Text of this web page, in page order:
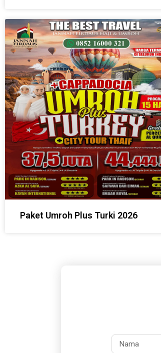
Paket Umroh Plus Turki 2026